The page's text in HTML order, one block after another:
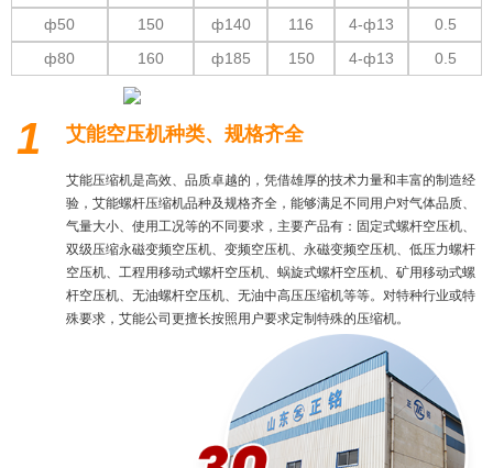
ф50 150 ф140 116 4-ф13
0.5
ф80
160 ф185 150 4-ф13 0.5
1 艾能空压机种类、规格齐全
艾能压缩机是高效、品质卓越的，凭借雄厚的技术力量和丰富的制造经
验，艾能螺杆压缩机品种及规格齐全，能够满足不同用户对气体品质、
气量大小、使用工况等的不同要求，主要产品有：固定式螺杆空压机、
双级压缩永磁变频空压机、变频空压机、永磁变频空压机、低压力螺杆
空压机、工程用移动式螺杆空压机、蜗旋式螺杆空压机、矿用移动式螺
杆空压机、无油螺杆空压机、无油中高压压缩机等等。对特种行业或特
殊要求，艾能公司更擅长按照用户要求定制特殊的压缩机。